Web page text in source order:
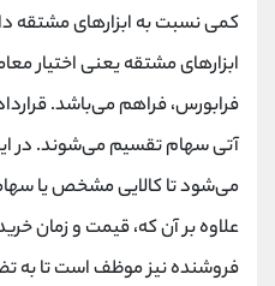
کمی نسبت به ابزارهای مشتقه
ابزارهای مشتقه یعنی اختیار
فرابورس، فراهم می‌باشد.
آتی سهام تقسیم می‌شوند. در
می‌شود تا کالایی مشخص یا
علاوه بر آن که، قیمت و زمان
فروشنده نیز موظف است تا به